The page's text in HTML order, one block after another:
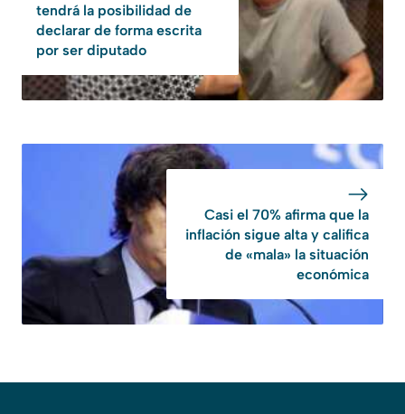
tendrá la posibilidad de
declarar de forma escrita
por ser diputado
Casi el 70% afirma que la
inflación sigue alta y califica
de «mala» la situación
económica